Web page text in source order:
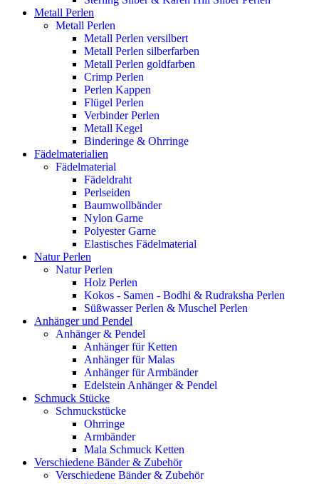
Metall Perlen
Metall Perlen
Metall Perlen versilbert
Metall Perlen silberfarben
Metall Perlen goldfarben
Crimp Perlen
Perlen Kappen
Flügel Perlen
Verbinder Perlen
Metall Kegel
Binderinge & Ohrringe
Fädelmaterialien
Fädelmaterial
Fädeldraht
Perlseiden
Baumwollbänder
Nylon Garne
Polyester Garne
Elastisches Fädelmaterial
Natur Perlen
Natur Perlen
Holz Perlen
Kokos - Samen - Bodhi & Rudraksha Perlen
Süßwasser Perlen & Muschel Perlen
Anhänger und Pendel
Anhänger & Pendel
Anhänger für Ketten
Anhänger für Malas
Anhänger für Armbänder
Edelstein Anhänger & Pendel
Schmuck Stücke
Schmuckstücke
Ohrringe
Armbänder
Mala Schmuck Ketten
Verschiedene Bänder & Zubehör
Verschiedene Bänder & Zubehör